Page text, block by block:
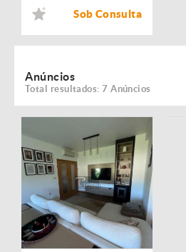
Sob Consulta
Anúncios
Total resultados: 7 Anúncios